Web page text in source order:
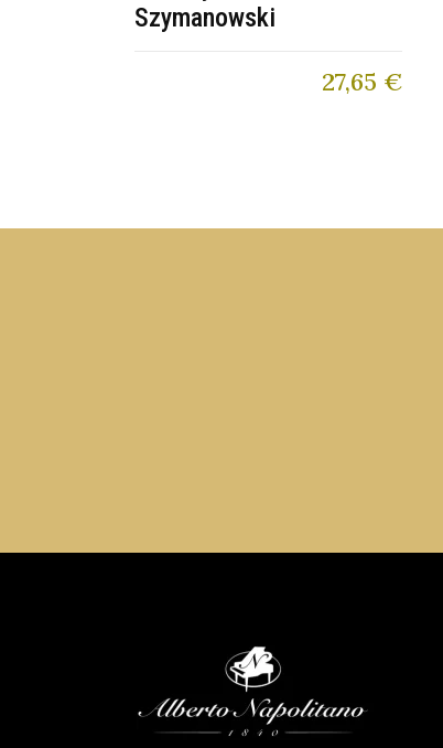
Szymanowski
27,65 €